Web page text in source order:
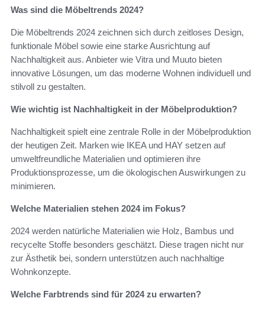
Was sind die Möbeltrends 2024?
Die Möbeltrends 2024 zeichnen sich durch zeitloses Design,
funktionale Möbel sowie eine starke Ausrichtung auf
Nachhaltigkeit aus. Anbieter wie Vitra und Muuto bieten
innovative Lösungen, um das moderne Wohnen individuell und
stilvoll zu gestalten.
Wie wichtig ist Nachhaltigkeit in der Möbelproduktion?
Nachhaltigkeit spielt eine zentrale Rolle in der Möbelproduktion
der heutigen Zeit. Marken wie IKEA und HAY setzen auf
umweltfreundliche Materialien und optimieren ihre
Produktionsprozesse, um die ökologischen Auswirkungen zu
minimieren.
Welche Materialien stehen 2024 im Fokus?
2024 werden natürliche Materialien wie Holz, Bambus und
recycelte Stoffe besonders geschätzt. Diese tragen nicht nur
zur Ästhetik bei, sondern unterstützen auch nachhaltige
Wohnkonzepte.
Welche Farbtrends sind für 2024 zu erwarten?